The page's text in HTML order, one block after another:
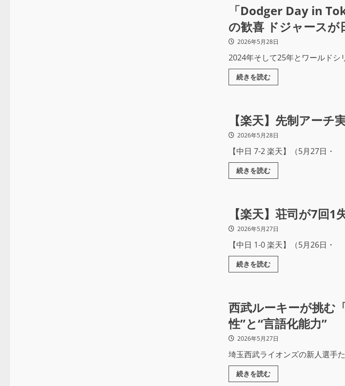
「Dodger Day in
の歓喜 ドジャース
2026年5月28日
2024年そして25年とワールドシ
続きを読む
【楽天】先制アー
2026年5月28日
【中日 7-2 楽天】（5月27日・
続きを読む
【楽天】荘司が7回
2026年5月27日
【中日 1-0 楽天】（5月26日・
続きを読む
西武ルーキーが挑む
性”と“言語化能力”
2026年5月27日
埼玉西武ライオンズの新人選手た
続きを読む